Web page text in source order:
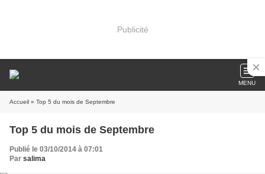
Publicité
MENU
Accueil » Top 5 du mois de Septembre
Top 5 du mois de Septembre
Publié le 03/10/2014 à 07:01
Par salima